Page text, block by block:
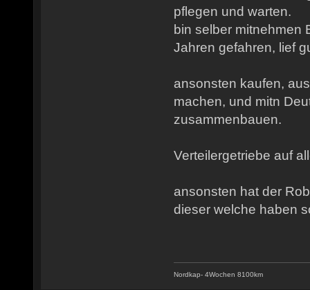
pflegen und warten.
bin selber mitnehmen
Jahren gefahren, lief
ansonsten kaufen,
machen, und mitn
zusammenbauen.
Verteilergetriebe auf
ansonsten hat der
dieser welche haben
Nordkap- 4Wochen 8100km